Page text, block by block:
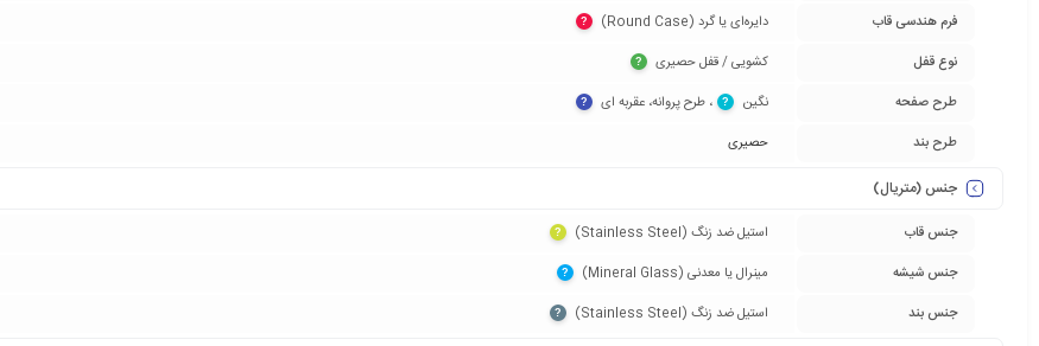
فرم هندسی قاب دایره‌ای یا گرد (Round Case)‏ ?
نوع قفل کشویی / قفل حصیری‏ ?
طرح صفحه نگین‏ ? ‏، طرح پروانه، عقربه ای‏ ?
طرح بند حصیری
جنس (متریال)
جنس قاب استیل ضد زنگ (Stainless Steel)‏ ?
جنس شیشه مینرال یا معدنی (Mineral Glass)‏ ?
جنس بند استیل ضد زنگ (Stainless Steel)‏ ?